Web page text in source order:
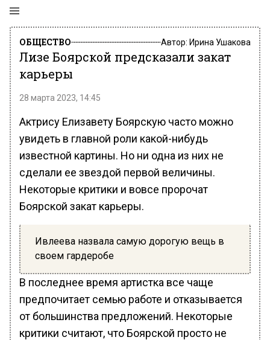
ОБЩЕСТВО Автор: Ирина Ушакова
Лизе Боярской предсказали закат
карьеры
28 марта 2023, 14:45
Актрису Елизавету Боярскую часто можно
увидеть в главной роли какой-нибудь
известной картины. Но ни одна из них не
сделали ее звездой первой величины.
Некоторые критики и вовсе пророчат
Боярской закат карьеры.
Ивлеева назвала самую дорогую вещь в
своем гардеробе
В последнее время артистка все чаще
предпочитает семью работе и отказывается
от большинства предложений. Некоторые
критики считают, что Боярской просто не